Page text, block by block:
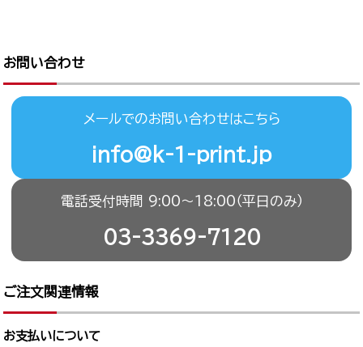
お問い合わせ
メールでのお問い合わせはこちら
info@k-1-print.jp
電話受付時間 9:00〜18:00（平日のみ）
03-3369-7120
ご注文関連情報
お支払いについて